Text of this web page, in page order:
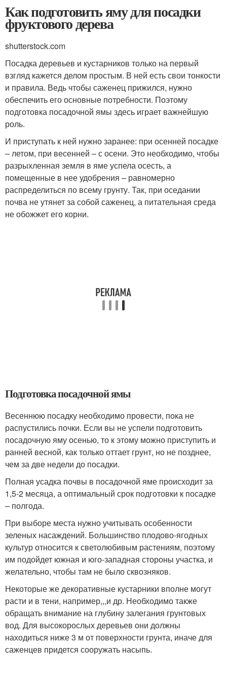
Как подготовить яму для посадки
фруктового дерева
shutterstock.com
Посадка деревьев и кустарников только на первый
взгляд кажется делом простым. В ней есть свои тонкости
и правила. Ведь чтобы саженец прижился, нужно
обеспечить его основные потребности. Поэтому
подготовка посадочной ямы здесь играет важнейшую
роль.
И приступать к ней нужно заранее: при осенней посадке
– летом, при весенней – с осени. Это необходимо, чтобы
разрыхленная земля в яме успела осесть, а
помещенные в нее удобрения – равномерно
распределиться по всему грунту. Так, при оседании
почва не утянет за собой саженец, а питательная среда
не обожжет его корни.
Подготовка посадочной ямы
Весеннюю посадку необходимо провести, пока не
распустились почки. Если вы не успели подготовить
посадочную яму осенью, то к этому можно приступить и
ранней весной, как только оттает грунт, но не позднее,
чем за две недели до посадки.
Полная усадка почвы в посадочной яме происходит за
1,5-2 месяца, а оптимальный срок подготовки к посадке
– полгода.
При выборе места нужно учитывать особенности
зеленых насаждений. Большинство плодово-ягодных
культур относится к светолюбивым растениям, поэтому
им подойдет южная и юго-западная стороны участка, и
желательно, чтобы там не было сквозняков.
Некоторые же декоративные кустарники вполне могут
расти и в тени, например,,,и др. Необходимо также
обращать внимание на глубину залегания грунтовых
вод. Для высокорослых деревьев они должны
находиться ниже 3 м от поверхности грунта, иначе для
саженцев придется сооружать насыпь.